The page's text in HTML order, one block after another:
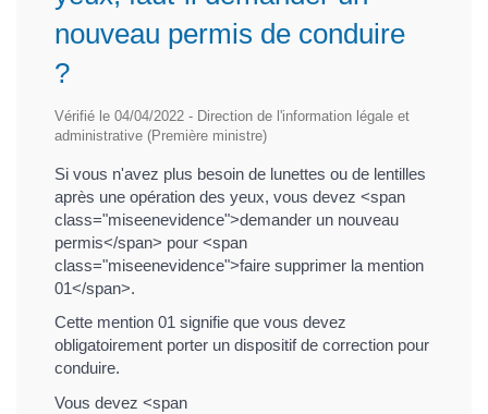
nouveau permis de conduire
?
Vérifié le 04/04/2022 - Direction de l'information légale et
administrative (Première ministre)
Si vous n'avez plus besoin de lunettes ou de lentilles
après une opération des yeux, vous devez <span
class="miseenevidence">demander un nouveau
permis</span> pour <span
class="miseenevidence">faire supprimer la mention
01</span>.
Cette mention 01 signifie que vous devez
obligatoirement porter un dispositif de correction pour
conduire.
Vous devez <span